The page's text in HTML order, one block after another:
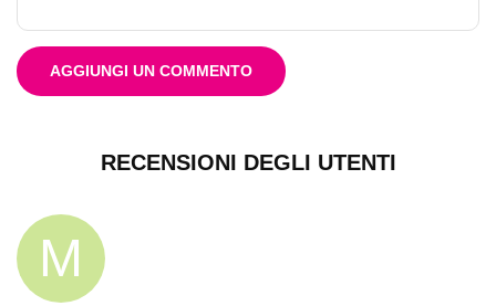
AGGIUNGI UN COMMENTO
RECENSIONI DEGLI UTENTI
M